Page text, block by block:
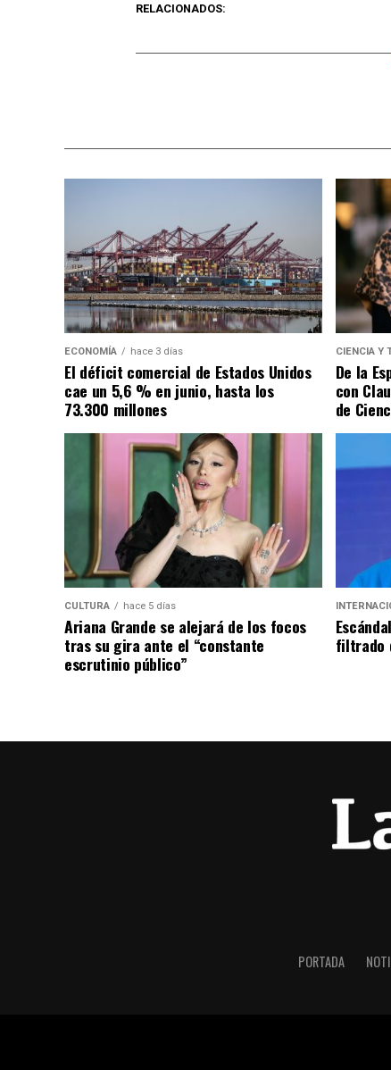
RELACIONADOS:
ECONOMÍA hace 3 días
El déficit comercial de Estados Unidos
cae un 5,6 % en junio, hasta los
73.300 millones
CIENCIA Y
De la
con
de
CULTURA hace 5 días
Ariana Grande se alejará de los focos
tras su gira ante el “constante
escrutinio público”
filtrado
PORTADA